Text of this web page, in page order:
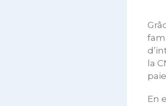
la
En